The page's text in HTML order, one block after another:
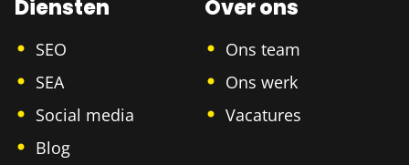
Diensten
SEO
SEA
Social media
Blog
Over ons
Ons team
Ons werk
Vacatures